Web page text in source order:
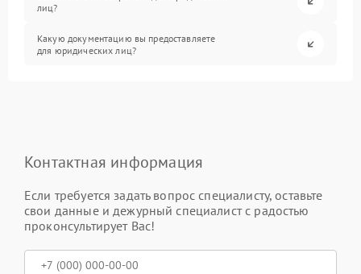
лиц?
Какую документацию вы предоставляете
для юридических лиц?
Контактная информация
Если требуется задать вопрос специалисту, оставьте
свои данные и дежурный специалист с радостью
проконсультирует Вас!